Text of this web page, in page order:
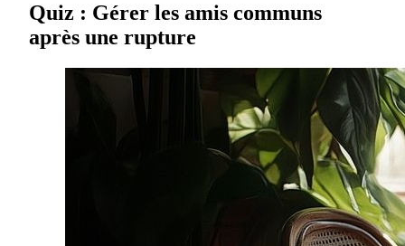
Quiz : Gérer les amis communs
après une rupture